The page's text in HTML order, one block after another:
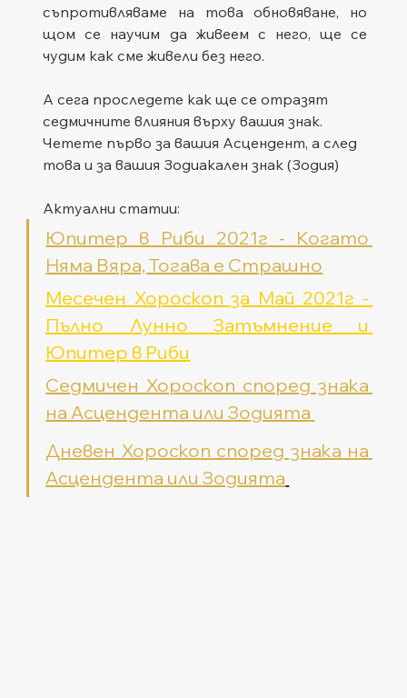
съпротивляваме на това обновяване, но
щом се научим да живеем с него, ще се
чудим как сме живели без него.
А сега проследете как ще се отразят
седмичните влияния върху вашия знак.
Четете първо за вашия Асцендент, а след
това и за вашия Зодиакален знак (Зодия)
Актуални статии:
Юпитер в Риби 2021г - Когато
Няма Вяра, Тогава е Страшно
Месечен Хороскоп за Май 2021г -
Пълно Лунно Затъмнение и
Юпитер в Риби
Седмичен Хороскоп според знака
на Асцендента или Зодията
Дневен Хороскоп според знака на
Асцендента или Зодията